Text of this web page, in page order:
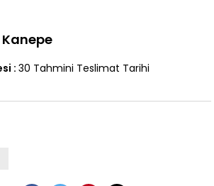
: 30 Tahmini Teslimat Tarihi